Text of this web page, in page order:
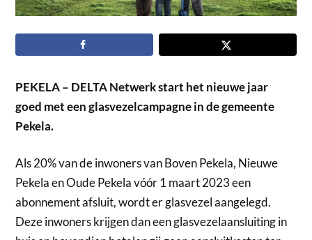
PEKELA – DELTANetwerkstart het nieuwe jaar
goed meteen glasvezelcampagnein de gemeente
Pekela.
Als 20% van de inwoners van Boven Pekela, Nieuwe
Pekela en Oude Pekela vóór 1 maart 2023 een
abonnement afsluit, wordt er glasvezel aangelegd.
Deze inwoners krijgen dan een glasvezelaansluiting in